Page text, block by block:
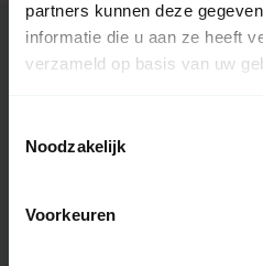
partners kunnen deze
informatie die u aan ze heeft
verzameld op basis van uw
Noodzakelijk
Voorkeuren
EAN Code